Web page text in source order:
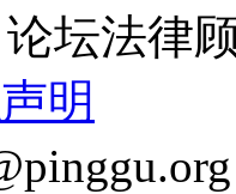
论坛法律
明